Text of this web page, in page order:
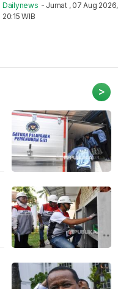
Dailynews - Jumat , 07 Aug 2026,
20:15 WIB
>